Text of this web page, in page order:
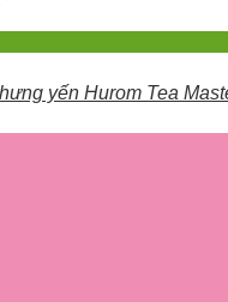
yến Hurom Tea